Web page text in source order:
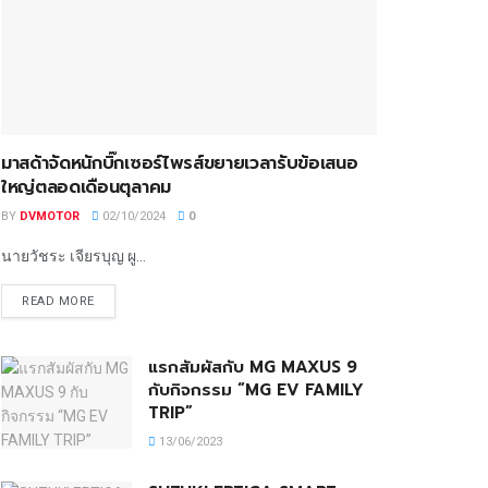
มาสด้าจัดหนักบิ๊กเซอร์ไพรส์ขยายเวลารับข้อเสนอ
ใหญ่ตลอดเดือนตุลาคม
BY DVMOTOR 02/10/2024 0
นายวัชระ เจียรบุญ ผู...
READ MORE
แรกสัมผัสกับ MG MAXUS 9
กับกิจกรรม “MG EV FAMILY
TRIP”
13/06/2023